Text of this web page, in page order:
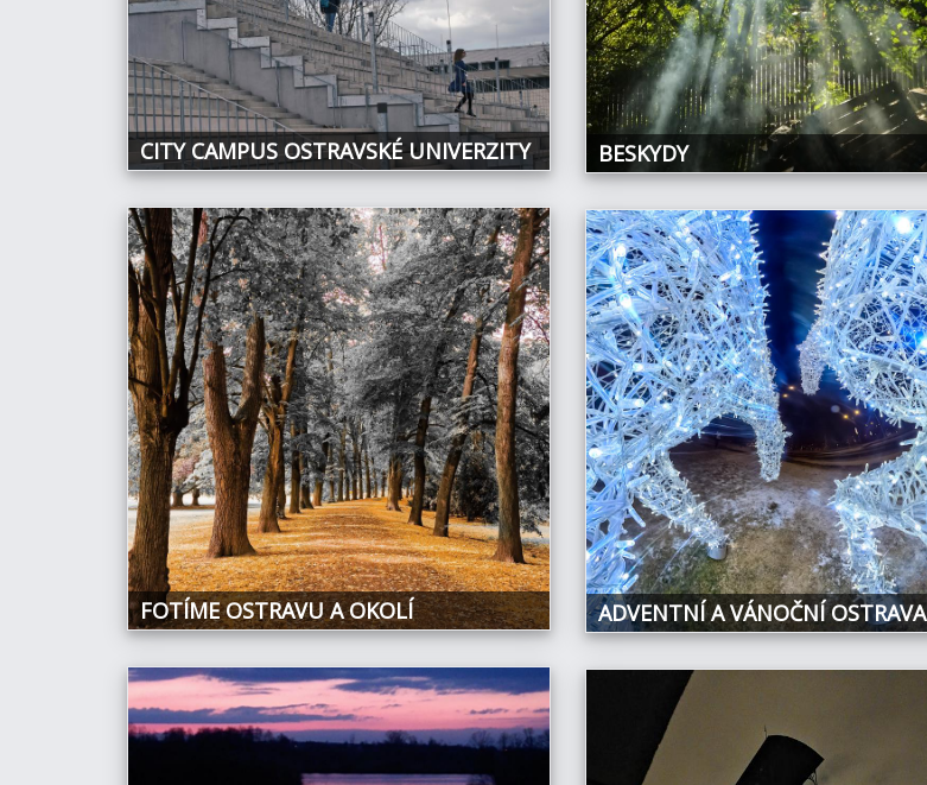
BESKYDY
CITY CAMPUS OSTRAVSKÉ UNIVERZITY
FOTÍME OSTRAVU A OKOLÍ ADVENTNÍ A VÁNOČNÍ OSTRAVA